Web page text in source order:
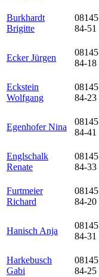
Burkhardt
Brigitte
08145
84-51
Ecker Jürgen
08145
84-18
Eckstein
Wolfgang
08145
84-23
Egenhofer Nina
08145
84-41
Englschalk
Renate
08145
84-33
Furtmeier
Richard
08145
84-20
Hanisch Anja
08145
84-31
Harkebusch
Gabi
08145
84-25